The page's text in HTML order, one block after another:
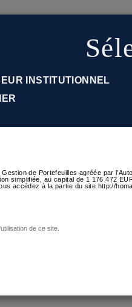
d’assouplissement
– Responsable de la
a une forte instabilité
de s’installer sur les actifs
INSTITUTIONNEL
de Portefeuilles agréée par
simplifiée, au capital de 1 176 472
accédez à la partie du site http://
de ce site.